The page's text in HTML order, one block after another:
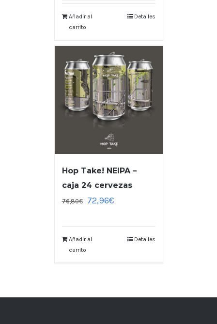
Añadir al
carrito
Detalles
Hop Take! NEIPA –
caja 24 cervezas
76,80€ 72,96€
Añadir al
carrito
Detalles